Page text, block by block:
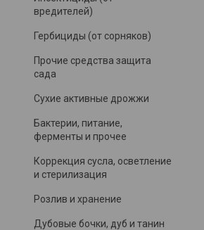
вредителей)
Гербициды (от сорняков)
Прочие средства защита
сада
Сухие активные дрожжи
Бактерии, питание,
ферменты и прочее
Коррекция сусла, осветление
и стерилизация
Розлив и хранение
Дубовые бочки, дуб и танин